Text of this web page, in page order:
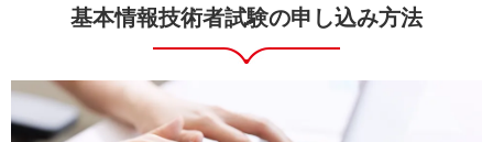
基本情報技術者試験の申し込み方法